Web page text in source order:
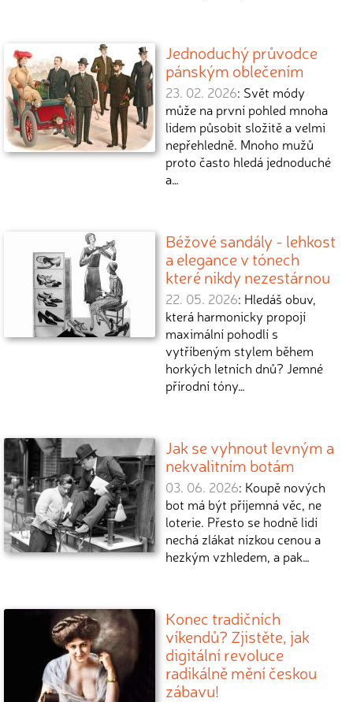
Jednoduchý průvodce
pánským oblečením
23. 02. 2026: Svět módy
může na první pohled mnoha
lidem působit složitě a velmi
nepřehledně. Mnoho mužů
proto často hledá jednoduché
a…
Béžové sandály - lehkost
a elegance v tónech
které nikdy nezestárnou
22. 05. 2026: Hledáš obuv,
která harmonicky propojí
maximální pohodlí s
vytříbeným stylem během
horkých letních dnů? Jemné
přírodní tóny…
Jak se vyhnout levným a
nekvalitním botám
03. 06. 2026: Koupě nových
bot má být příjemná věc, ne
loterie. Přesto se hodně lidí
nechá zlákat nízkou cenou a
hezkým vzhledem, a pak…
Konec tradičních
víkendů? Zjistěte, jak
digitální revoluce
radikálně mění českou
zábavu!